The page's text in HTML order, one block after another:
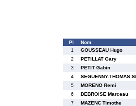
Pl Nom
1
GOUSSEAU Hugo
2
PETILLAT Gary
3
PETIT Gabin
4
SEGUENNY-THOMAS
5
MORENO Remi
6
DEBROISE Marceau
7
MAZENC Timothe